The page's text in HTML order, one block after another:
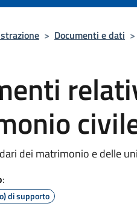
> Documenti e dati >
dei matrimonio e delle
:
di supporto